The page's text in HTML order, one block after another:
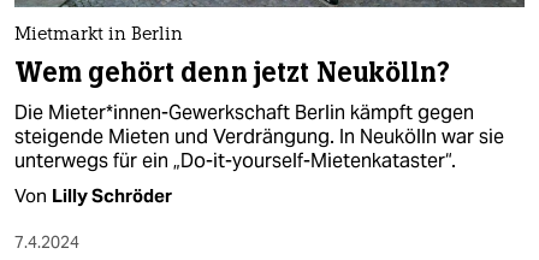
Mietmarkt in Berlin
Wem gehört denn jetzt Neukölln?
Die Mie­te­r*in­nen-Gewerkschaft Berlin kämpft gegen
steigende Mieten und Verdrängung. In Neukölln war sie
unterwegs für ein „Do-it-yourself-Mietenkataster“.
Von Lilly Schröder
7.4.2024